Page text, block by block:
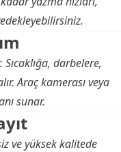
darbelere,
Araç kamerası veya
sunar.
ve yüksek kalitede